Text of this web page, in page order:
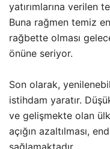
yatırımlarına verilen
Buna rağmen temiz
rağbette olması
önüne seriyor.
Son olarak,
istihdam yaratır.
ve gelişmekte olan
açığın azaltılması,
sağlamaktadır.